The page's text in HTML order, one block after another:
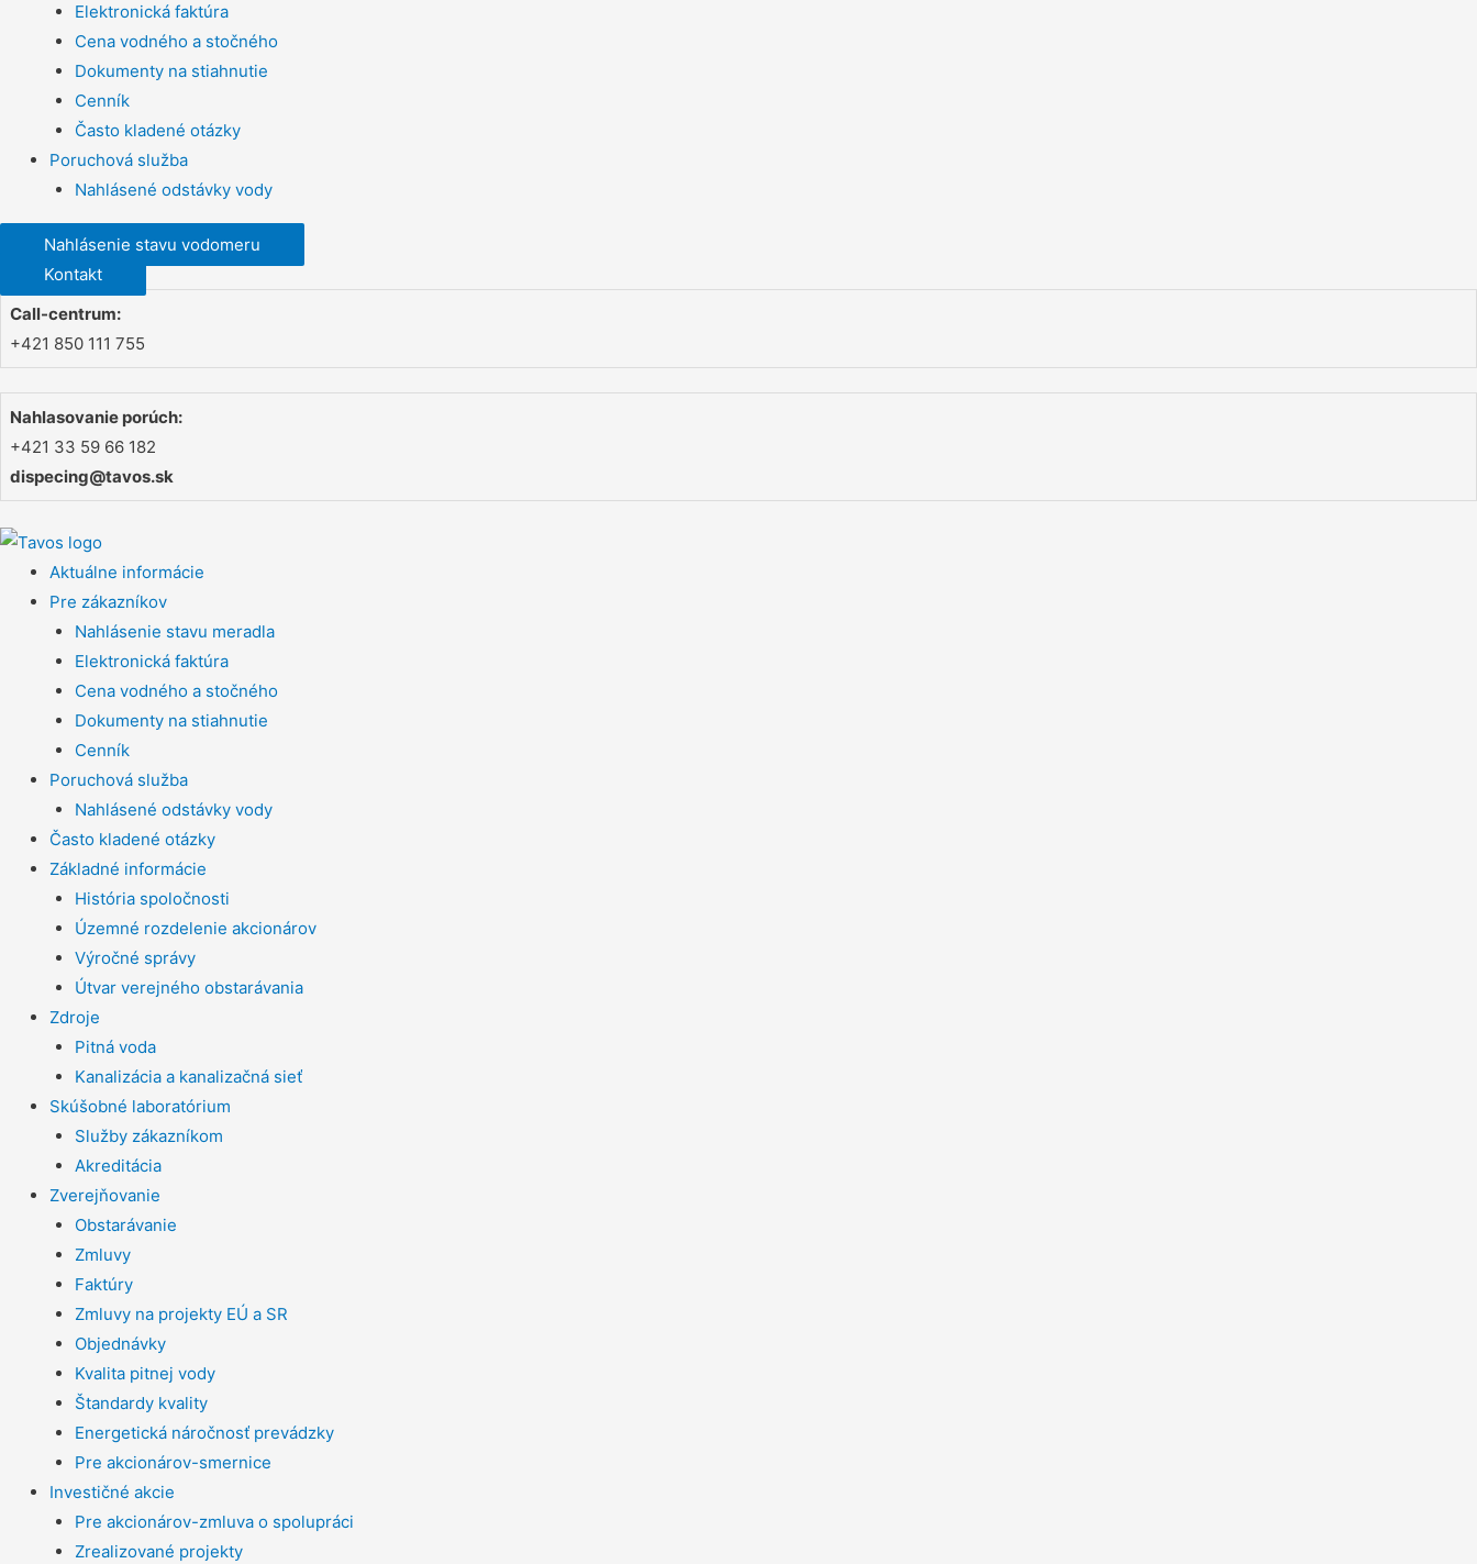
Elektronická faktúra
Cena vodného a stočného
Dokumenty na stiahnutie
Cenník
Často kladené otázky
Poruchová služba
Nahlásené odstávky vody
Nahlásenie stavu vodomeru
Kontakt
Call-centrum:
+421 850 111 755
Nahlasovanie porúch:
+421 33 59 66 182
dispecing@tavos.sk
Aktuálne informácie
Pre zákazníkov
Nahlásenie stavu meradla
Elektronická faktúra
Cena vodného a stočného
Dokumenty na stiahnutie
Cenník
Poruchová služba
Nahlásené odstávky vody
Často kladené otázky
Základné informácie
História spoločnosti
Územné rozdelenie akcionárov
Výročné správy
Útvar verejného obstarávania
Zdroje
Pitná voda
Kanalizácia a kanalizačná sieť
Skúšobné laboratórium
Služby zákazníkom
Akreditácia
Zverejňovanie
Obstarávanie
Zmluvy
Faktúry
Zmluvy na projekty EÚ a SR
Objednávky
Kvalita pitnej vody
Štandardy kvality
Energetická náročnosť prevádzky
Pre akcionárov-smernice
Investičné akcie
Pre akcionárov-zmluva o spolupráci
Zrealizované projekty